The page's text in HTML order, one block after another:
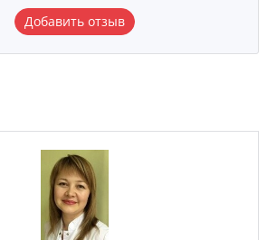
Добавить отзыв